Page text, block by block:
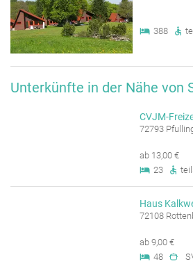
388
Unterkünfte in der Nähe von
CVJM-
72793
ab 13,00 €
23
Haus
72108
ab 9,00 €
48